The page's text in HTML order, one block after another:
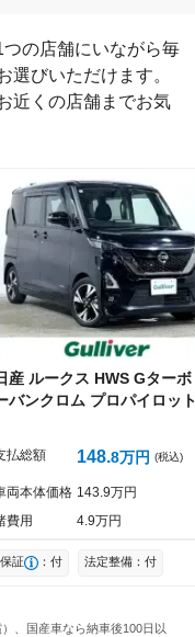
0文字/140文字
の店舗にいながら毎
選びいただけます。
近くの店舗までお気
産 ルークス HWS Gターボ
バンクロム プロパイロッ
払総額 148 8万円 (税込)
両本体価格 143 9万円
費用
4 9万円
保証 ：付 法定整備：付
、国産車なら納車後100日以